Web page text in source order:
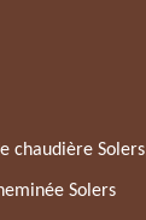
chaudière Solers
Solers